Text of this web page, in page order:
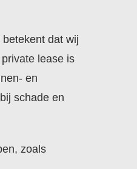
dat wij
lease is
en
schade en
zoals